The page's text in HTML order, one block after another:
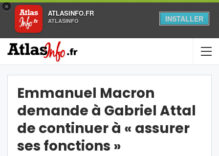
×
ATLASINFO.FR
ATLASINFO INSTALLER
Emmanuel Macron
demande à Gabriel Attal
de continuer à « assurer
ses fonctions »